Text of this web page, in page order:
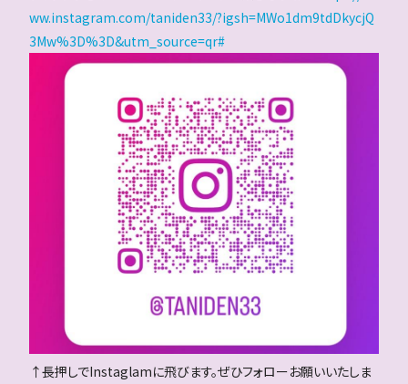
ww.instagram.com/taniden33/?igsh=MWo1dm9tdDkycjQ
3Mw%3D%3D&utm_source=qr#
↑長押しでInstaglamに飛びます。ぜひフォローお願いいたしま